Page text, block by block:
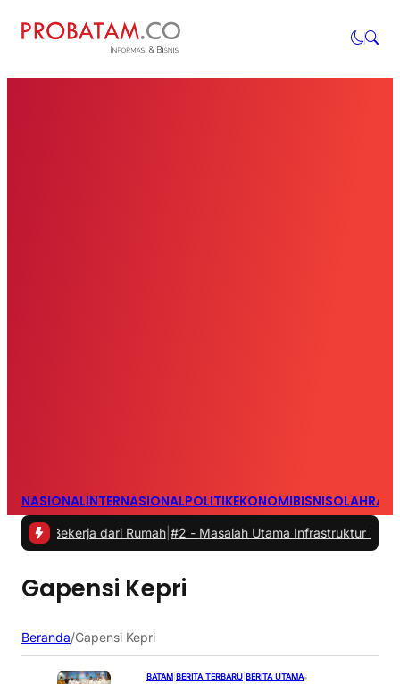
NASIONALINTERNASIONALPOLITIKEKONOMIBISNIS
dari Rumah|#2 -Masalah Utama Infrastruktur Pengisian
Gapensi Kepri
Beranda/Gapensi Kepri
BATAM BERITA TERBARU BERITA UTAMA•